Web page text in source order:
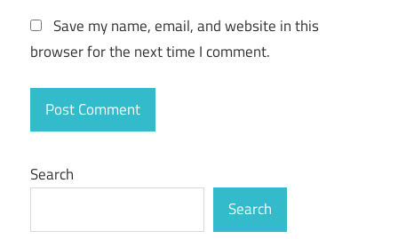
Save my name, email, and website in this
browser for the next time I comment.
Search
Search